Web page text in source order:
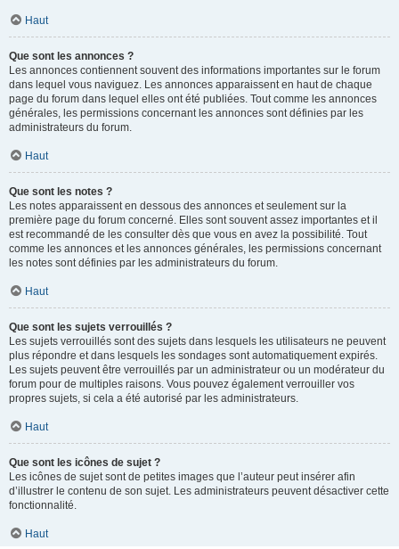
Haut
Que sont les annonces ?
Les annonces contiennent souvent des informations importantes sur le forum
dans lequel vous naviguez. Les annonces apparaissent en haut de chaque
page du forum dans lequel elles ont été publiées. Tout comme les annonces
générales, les permissions concernant les annonces sont définies par les
administrateurs du forum.
Haut
Que sont les notes ?
Les notes apparaissent en dessous des annonces et seulement sur la
première page du forum concerné. Elles sont souvent assez importantes et il
est recommandé de les consulter dès que vous en avez la possibilité. Tout
comme les annonces et les annonces générales, les permissions concernant
les notes sont définies par les administrateurs du forum.
Haut
Que sont les sujets verrouillés ?
Les sujets verrouillés sont des sujets dans lesquels les utilisateurs ne peuvent
plus répondre et dans lesquels les sondages sont automatiquement expirés.
Les sujets peuvent être verrouillés par un administrateur ou un modérateur du
forum pour de multiples raisons. Vous pouvez également verrouiller vos
propres sujets, si cela a été autorisé par les administrateurs.
Haut
Que sont les icônes de sujet ?
Les icônes de sujet sont de petites images que l’auteur peut insérer afin
d’illustrer le contenu de son sujet. Les administrateurs peuvent désactiver cette
fonctionnalité.
Haut